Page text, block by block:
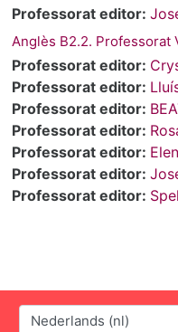
Professorat editor:
Anglès B2.2. Professorat
Professorat editor:
Professorat editor:
Professorat editor:
Professorat editor:
Professorat editor:
Professorat editor:
Professorat editor:
Taal